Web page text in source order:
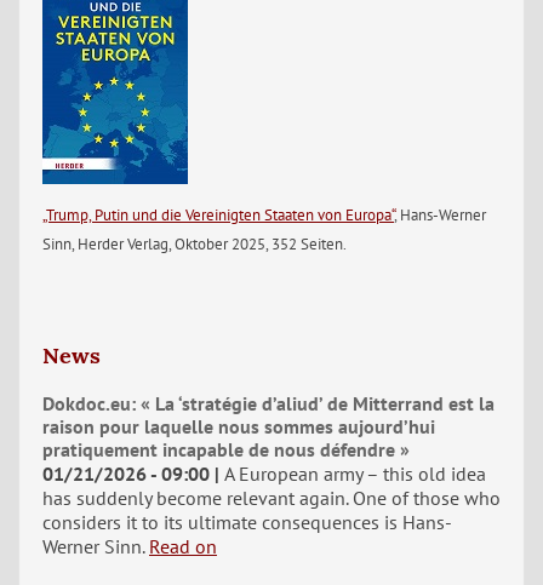
„Trump, Putin und die Vereinigten Staaten von Europa“, Hans-Werner
Sinn, Herder Verlag, Oktober 2025, 352 Seiten.
News
Dokdoc.eu: « La ‘stratégie d’aliud’ de Mitterrand est la
raison pour laquelle nous sommes aujourd’hui
pratiquement incapable de nous défendre »
01/21/2026 - 09:00 A European army – this old idea
has suddenly become relevant again. One of those who
considers it to its ultimate consequences is Hans-
Werner Sinn. Read on